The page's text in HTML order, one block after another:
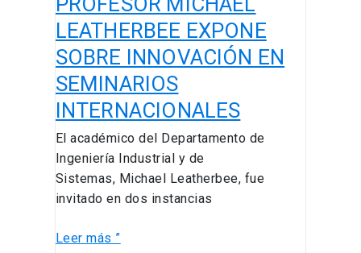
LEATHERBEE EXPONE
SOBRE INNOVACIÓN EN
SEMINARIOS
INTERNACIONALES
El académico del Departamento de
Ingeniería Industrial y de
Sistemas, Michael Leatherbee, fue
invitado en dos instancias
Leer más ”